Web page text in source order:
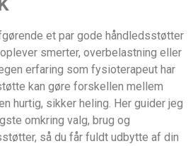
et par gode håndledsstøtter
smerter, overbelastning eller
erfaring som fysioterapeut har
kan gøre forskellen mellem
hurtig, sikker heling. Her guider jeg
omkring valg, brug og
så du får fuldt udbytte af din